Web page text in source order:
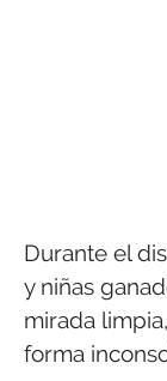
Durante el
y niñas
mirada
forma